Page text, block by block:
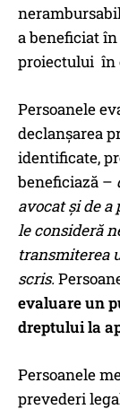
a beneficiat
proiectului în
Persoanele
declanșarea
identificate,
beneficiază –
avocat și de
le consideră
transmiterea
scris.
evaluare un
dreptului la
Persoanele
prevederi